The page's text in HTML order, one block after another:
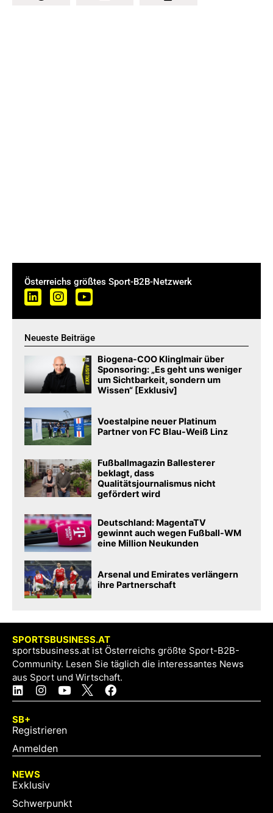
Österreichs größtes Sport-B2B-Netzwerk
Neueste Beiträge
Biogena-COO Klinglmair über
Sponsoring: „Es geht uns weniger
um Sichtbarkeit, sondern um
Wissen“ [Exklusiv]
Voestalpine neuer Platinum
Partner von FC Blau-Weiß Linz
Fußballmagazin Ballesterer
beklagt, dass
Qualitätsjournalismus nicht
gefördert wird
Deutschland: MagentaTV
gewinnt auch wegen Fußball-WM
eine Million Neukunden
Arsenal und Emirates verlängern
ihre Partnerschaft
SPORTSBUSINESS.AT
sportsbusiness.at ist Österreichs größte Sport-B2B-
Community. Lesen Sie täglich die interessantes News
aus Sport und Wirtschaft.
SB+
Registrieren
Anmelden
NEWS
Exklusiv
Schwerpunkt